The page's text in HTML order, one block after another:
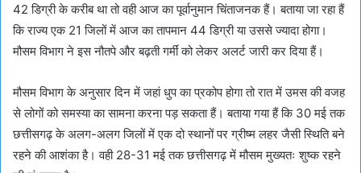
42 डिग्री के करीब था तो वही आज का पूर्वानुमान चिंताजनक हैं। बताया जा रहा हैं
कि राज्य एक 21 जिलों में आज का तापमान 44 डिग्री या उससे ज्यादा होगा।
मौसम विभाग ने इस नौतपे और बढ़ती गर्मीं को लेकर अलर्ट जारी कर दिया हैं।
मौसम विभाग के अनुसार दिन में जहां धुप का प्रकोप होगा तो रात में उमस की वजह
से लोगों को समस्या का सामना करना पड़ सकता हैं। बताया गया हैं कि 30 मई तक
छत्तीसगढ़ के अलग-अलग जिलों में एक दो स्थानों पर ग्रीष्म लहर जैसी स्थिति बने
रहने की आशंका है। वही 28-31 मई तक छत्तीसगढ़ में मौसम मुख्यतः शुष्क रहने